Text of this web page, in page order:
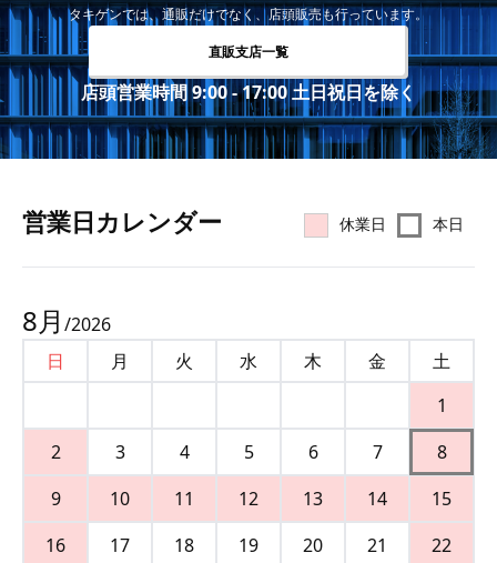
タキゲンでは、通販だけでなく、店頭販売も行っています。
直販支店一覧
店頭営業時間 9:00 - 17:00 土日祝日を除く
営業⽇カレンダー 休業日 本日
8月 /2026
日
月 火 水 木 金
土
1
2
3 4 5 6 7
8
9
10 11 12 13 14
15
16
17 18 19 20 21
22